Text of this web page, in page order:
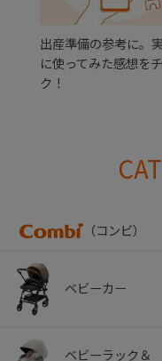
出産準備の参考に。
に使ってみた感想を
ク！
（コンビ）
ベビーカー
ベビーラック＆